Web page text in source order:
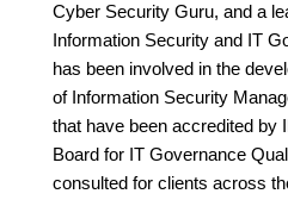
Cyber Security Guru, and a
Information Security and IT
has been involved in the
of Information Security
that have been accredited by
Board for IT Governance
consulted for clients across